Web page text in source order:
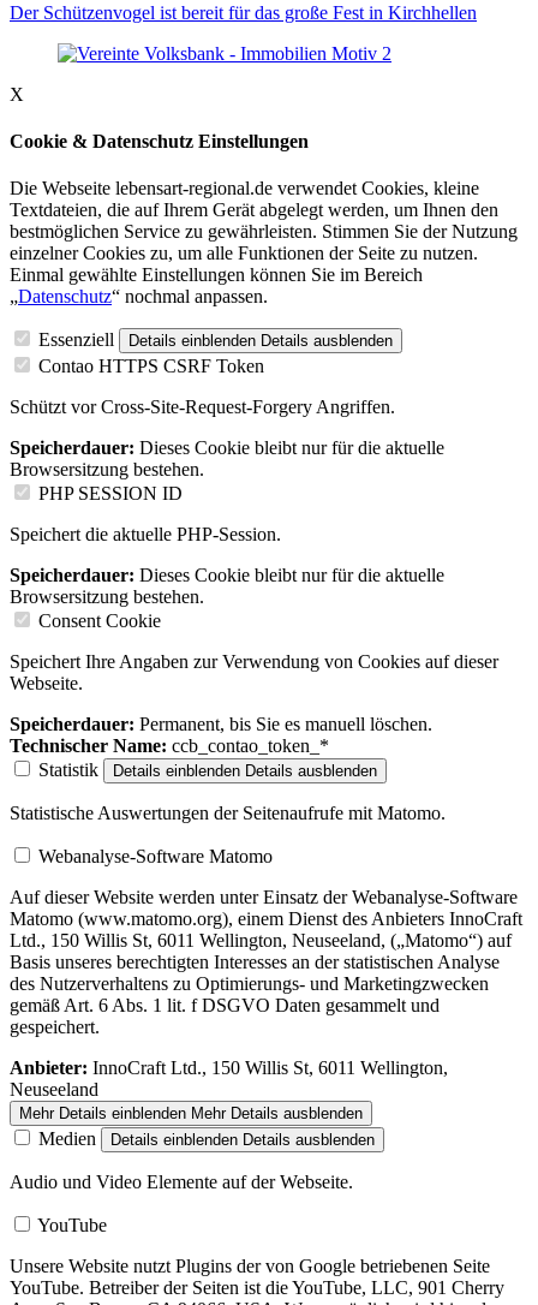
Der Schützenvogel ist bereit für das große Fest in Kirchhellen
X
Cookie & Datenschutz Einstellungen
Die Webseite lebensart-regional.de verwendet Cookies, kleine
Textdateien, die auf Ihrem Gerät abgelegt werden, um Ihnen den
bestmöglichen Service zu gewährleisten. Stimmen Sie der Nutzung
einzelner Cookies zu, um alle Funktionen der Seite zu nutzen.
Einmal gewählte Einstellungen können Sie im Bereich
„Datenschutz“ nochmal anpassen.
Essenziell Details einblenden Details ausblenden
Contao HTTPS CSRF Token
Schützt vor Cross-Site-Request-Forgery Angriffen.
Speicherdauer: Dieses Cookie bleibt nur für die aktuelle
Browsersitzung bestehen.
PHP SESSION ID
Speichert die aktuelle PHP-Session.
Speicherdauer: Dieses Cookie bleibt nur für die aktuelle
Browsersitzung bestehen.
Consent Cookie
Speichert Ihre Angaben zur Verwendung von Cookies auf dieser
Webseite.
Speicherdauer: Permanent, bis Sie es manuell löschen.
Technischer Name: ccb_contao_token_*
Statistik
Details einblenden Details ausblenden
Statistische Auswertungen der Seitenaufrufe mit Matomo.
Webanalyse-Software Matomo
Auf dieser Website werden unter Einsatz der Webanalyse-Software
Matomo (www.matomo.org), einem Dienst des Anbieters InnoCraft
Ltd., 150 Willis St, 6011 Wellington, Neuseeland, („Matomo“) auf
Basis unseres berechtigten Interesses an der statistischen Analyse
des Nutzerverhaltens zu Optimierungs- und Marketingzwecken
gemäß Art. 6 Abs. 1 lit. f DSGVO Daten gesammelt und
gespeichert.
Anbieter: InnoCraft Ltd., 150 Willis St, 6011 Wellington,
Neuseeland
Mehr Details einblenden Mehr Details ausblenden
Medien Details einblenden Details ausblenden
Audio und Video Elemente auf der Webseite.
YouTube
Unsere Website nutzt Plugins der von Google betriebenen Seite
YouTube. Betreiber der Seiten ist die YouTube, LLC, 901 Cherry